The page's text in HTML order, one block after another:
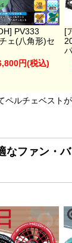
PV333
ェ(八角形)セ
円(税込)
[
ペルチェベスト
なファン・